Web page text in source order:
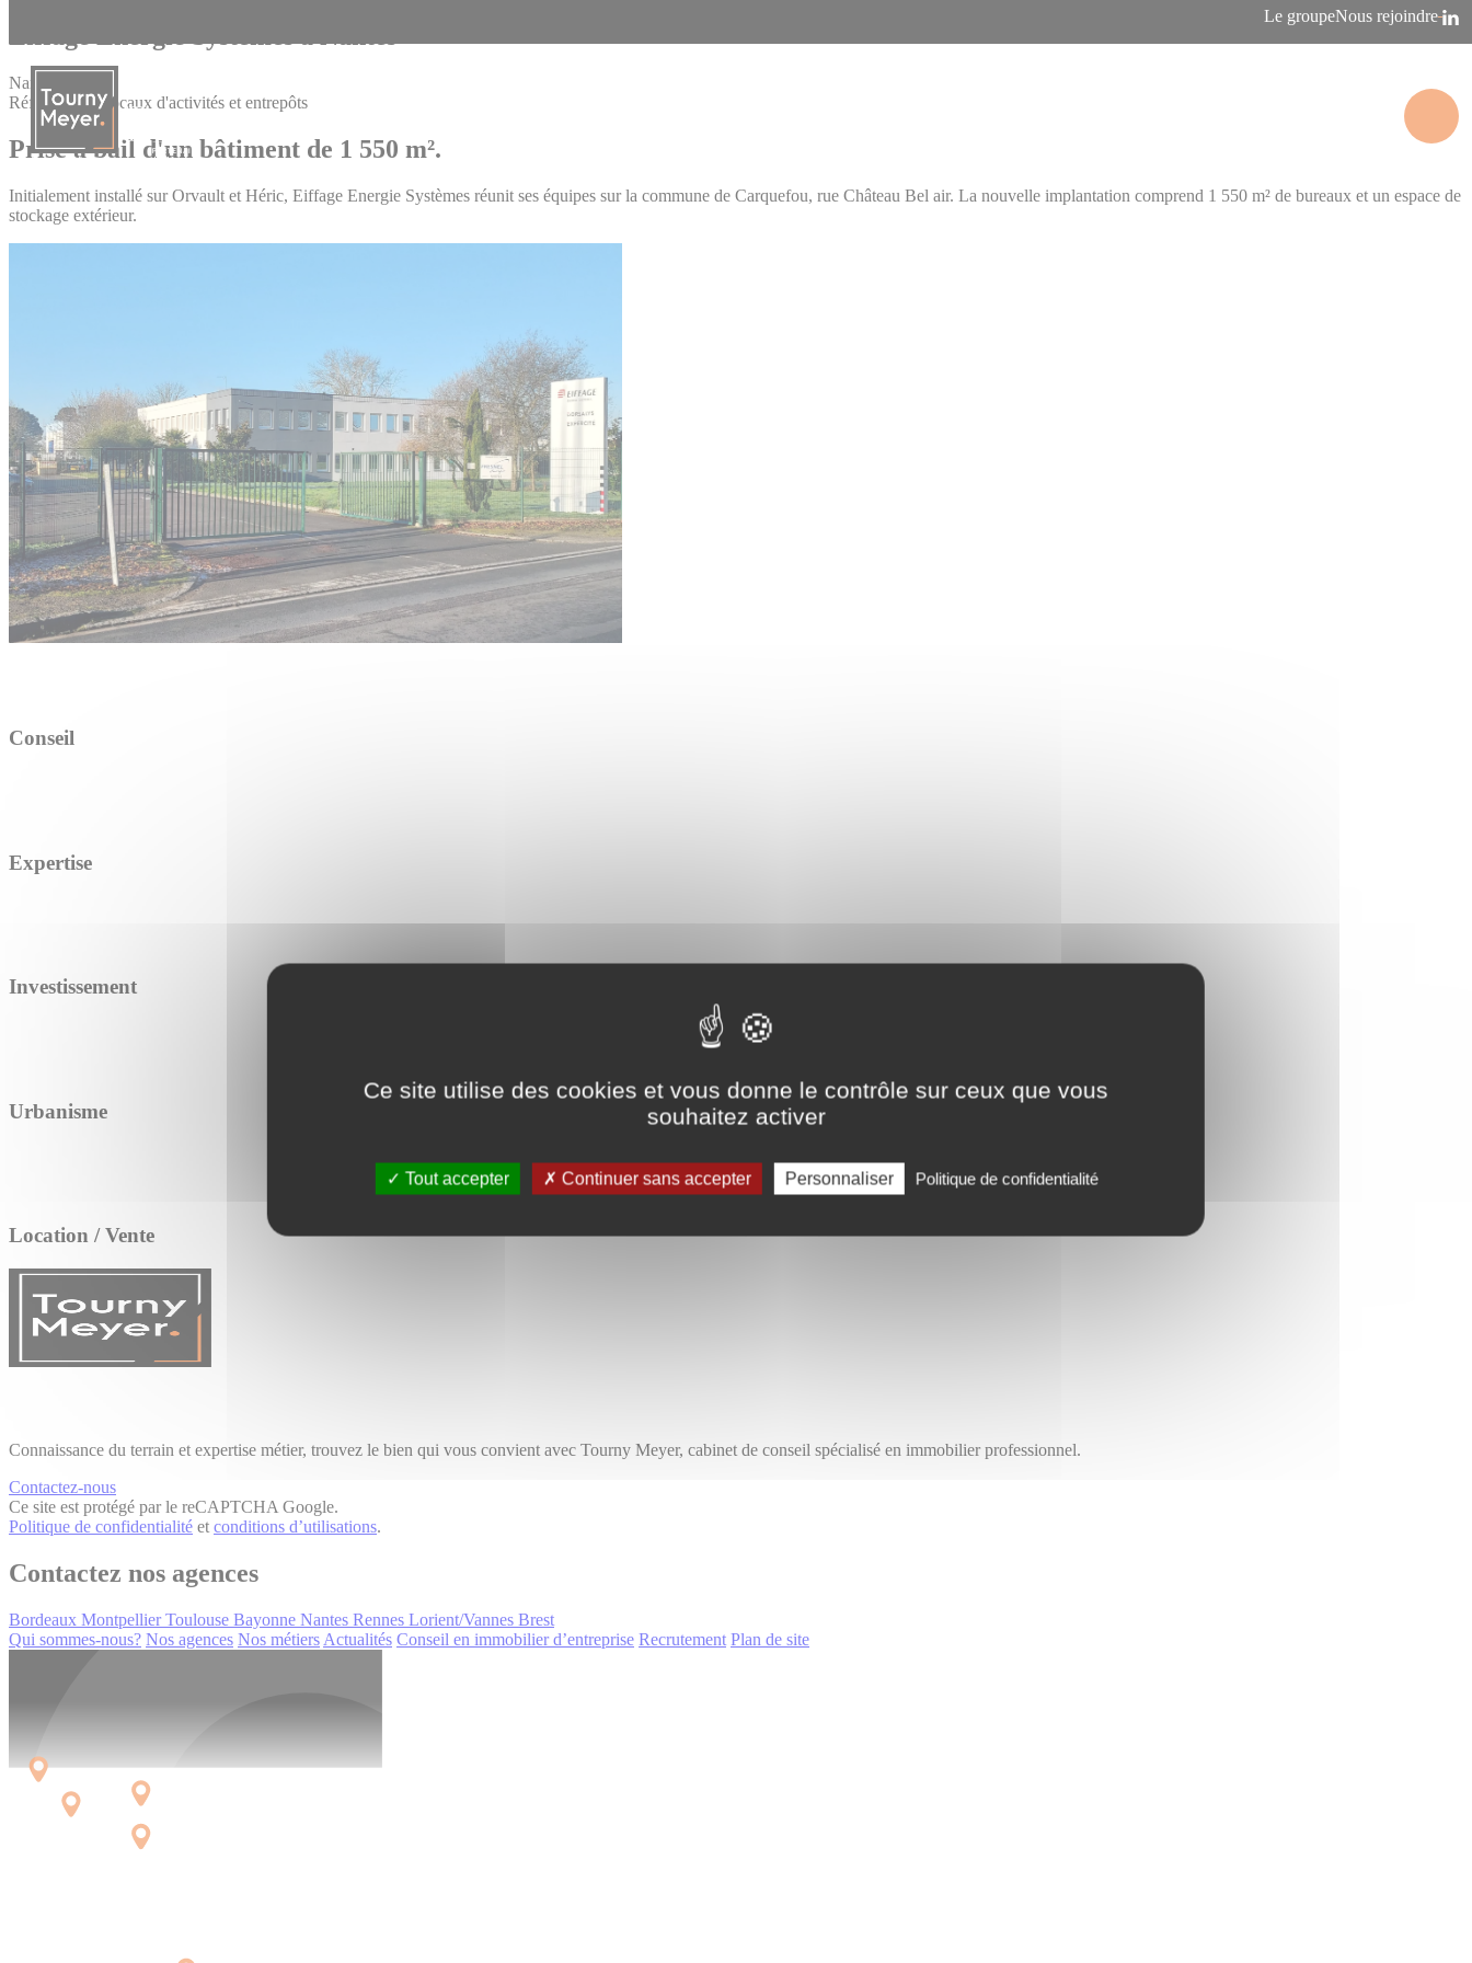
Ce site utilise des cookies et vous donne le contrôle sur ceux que vous
souhaitez activer
Tout accepter Continuer sans accepter Personnaliser Politique de confidentialité
Le groupeNous rejoindre
La connaissance des territoires
Nantes
Références - Locaux d'activités et entrepôts
Prise à bail d'un bâtiment de 1 550 m².
Initialement installé sur Orvault et Héric, Eiffage Energie Systèmes réunit ses équipes sur la commune de Carquefou, rue Château Bel air. La nouvelle implantation comprend 1 550 m² de bureaux et un espace de
stockage extérieur.
Conseil
Expertise
Investissement
Urbanisme
Location / Vente
Connaissance du terrain et expertise métier, trouvez le bien qui vous convient avec Tourny Meyer, cabinet de conseil spécialisé en immobilier professionnel.
Contactez-nous
Ce site est protégé par le reCAPTCHA Google.
Politique de confidentialité et conditions d’utilisations.
Contactez nos agences
Bordeaux Montpellier Toulouse Bayonne Nantes Rennes Lorient/Vannes Brest
Qui sommes-nous? Nos agences Nos métiers Actualités Conseil en immobilier d’entreprise Recrutement Plan de site